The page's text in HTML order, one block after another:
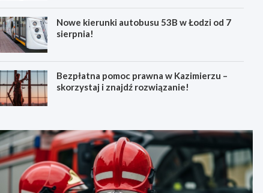
Nowe kierunki autobusu 53B w Łodzi od 7
sierpnia!
Bezpłatna pomoc prawna w Kazimierzu –
skorzystaj i znajdź rozwiązanie!